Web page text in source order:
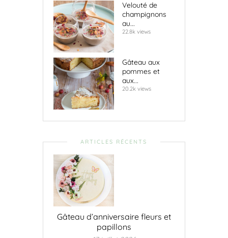
Velouté de
champignons
au...
22.8k views
Gâteau aux
pommes et
aux...
20.2k views
ARTICLES RÉCENTS
Gâteau d’anniversaire fleurs et
papillons